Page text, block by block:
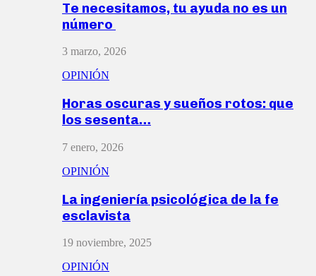
Te necesitamos, tu ayuda no es un
número
3 marzo, 2026
OPINIÓN
Horas oscuras y sueños rotos: que
los sesenta…
7 enero, 2026
OPINIÓN
La ingeniería psicológica de la fe
esclavista
19 noviembre, 2025
OPINIÓN